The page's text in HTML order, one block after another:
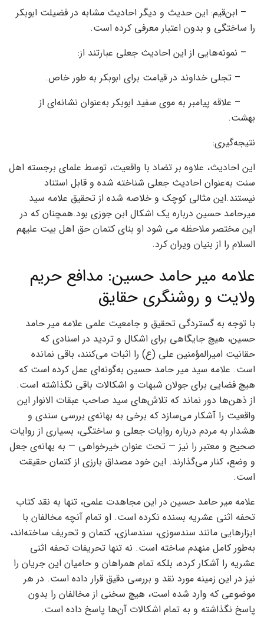
– ابن‌قیم: این حدیث و دیگر احادیث مشابه در فضیلت ابوبکر
را ساختگی و بدون اعتبار معرفی کرده است.
– نمونه‌هایی از این احادیث جعلی عبارتند از:
– تجلی خداوند در قیامت برای ابوبکر به طور خاص.
– علاقه پیامبر به موی سفید ابوبکر به‌عنوان نشانه‌ای از
بهشت.
نتیجه‌گیری:
این احادیث، علاوه بر تضاد با واقعیت، توسط علمای برجسته اهل
سنت به‌عنوان احادیث جعلی شناخته شده و قابل استناد
نیستند.این مثالی کوچک و خلاصه شده از تحقیق علامه سید
میرحامد حسین درباره یک اشکال ابن جوزی بود.همچنان که در
این مختصر ملاحظه می شود او بنای کتمان حق اهل بیت علیهم
السلام را از بنیان ویران کرد.
علامه میر حامد حسین: مدافع حریم
ولایت و روشنگری حقایق
با توجه به گستردگی تحقیق و جامعیت علمی علامه میر حامد
حسین، هیچ جایگاهی برای اشکال و تردید در اسنادی که
حقانیت امیرالمؤمنین علی (ع) را اثبات می‌کنند، باقی نمانده
است. علامه سید میر حامد حسین به‌گونه‌ای عمل کرده است که
هیچ فضایی برای جولان شبهات و اشکالات باقی نگذاشته است.
از ذهن‌ها دور نماند که تلاش‌های سید صاحب عبقات الانوار این
واقعیت را آشکار می‌سازد که برخی به بهانه‌ی بررسی سندی و
هشدار به مردم درباره روایات جعلی و ساختگی، بسیاری از روایات
صحیح و معتبر را نیز — تحت عنوان خیرخواهی — به بهانه‌ی جعل
و وضع، کنار می‌گذارند. این خود مصداق بارزی از کتمان حقیقت
است.
علامه میر حامد حسین در این مجاهدت علمی، تنها به نقد کتاب
تحفه اثنی عشریه بسنده نکرده است. او تمام آنچه مخالفان با
ابزارهایی مانند سندسوزی، سندسازی، کتمان و تحریف ساخته‌اند،
به‌طور کامل منهدم ساخته است. نه تنها تحریفات تحفه اثنی
عشریه را آشکار کرده، بلکه تمام همراهان و حامیان این جریان را
نیز در این زمینه مورد نقد و بررسی دقیق قرار داده است. در هر
موضوعی که وارد شده است، هیچ سخنی از مخالفان را بدون
پاسخ نگذاشته و به تمام اشکالات آن‌ها پاسخ داده است.